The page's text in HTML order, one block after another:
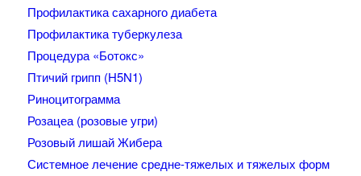
Профилактика сахарного диабета
Профилактика туберкулеза
Процедура «Ботокс»
Птичий грипп (H5N1)
Риноцитограмма
Розацеа (розовые угри)
Розовый лишай Жибера
Системное лечение средне-тяжелых и тяжелых форм